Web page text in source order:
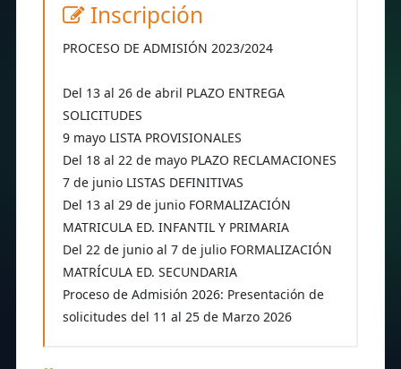
Inscripción
PROCESO DE ADMISIÓN 2023/2024
Del 13 al 26 de abril PLAZO ENTREGA
SOLICITUDES
9 mayo LISTA PROVISIONALES
Del 18 al 22 de mayo PLAZO RECLAMACIONES
7 de junio LISTAS DEFINITIVAS
Del 13 al 29 de junio FORMALIZACIÓN
MATRICULA ED. INFANTIL Y PRIMARIA
Del 22 de junio al 7 de julio FORMALIZACIÓN
MATRÍCULA ED. SECUNDARIA
Proceso de Admisión 2026: Presentación de
solicitudes del 11 al 25 de Marzo 2026